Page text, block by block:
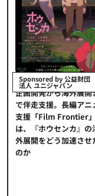
Sponsored by 公益財団
法人 ユニジャパン
企画開発から海外展開
で伴走支援。長編アニ
支援「Film Frontier」
は、『ホウセンカ』の
外展開をどう加速させ
のか